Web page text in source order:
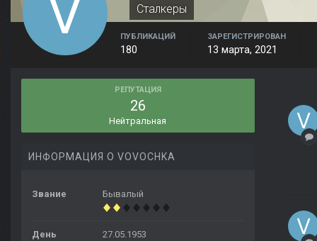
Сталкеры
ПУБЛИКАЦИЙ
180
ЗАРЕГИСТРИРОВАН
13 марта, 2021
РЕПУТАЦИЯ
26
Нейтральная
ИНФОРМАЦИЯ О VOVOCHKA
Звание Бывалый
День
27.05.1953